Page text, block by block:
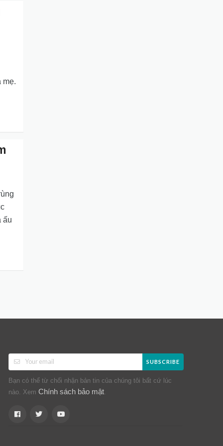
mẹ.
ấu
SUBSCRIBE
Bạn có thể từ chối nhận bản tin của chúng tôi bất cứ lúc
nào. Xem Chính sách bảo mật.